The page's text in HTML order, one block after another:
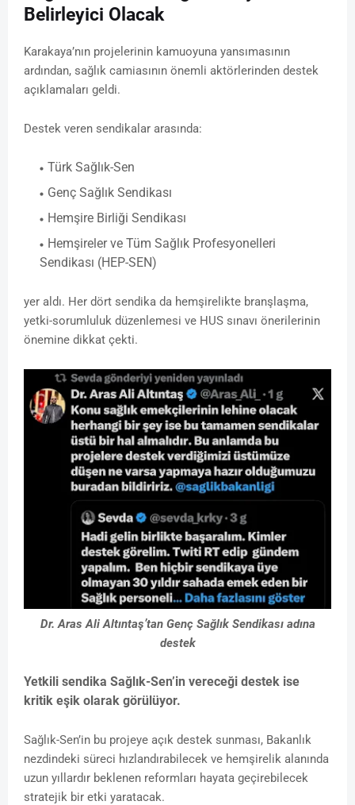
Belirleyici Olacak
Karakaya’nın projelerinin kamuoyuna yansımasının
ardından, sağlık camiasının önemli aktörlerinden destek
açıklamaları geldi.
Destek veren sendikalar arasında:
Türk Sağlık-Sen
Genç Sağlık Sendikası
Hemşire Birliği Sendikası
Hemşireler ve Tüm Sağlık Profesyonelleri
Sendikası (HEP-SEN)
yer aldı. Her dört sendika da hemşirelikte branşlaşma,
yetki-sorumluluk düzenlemesi ve HUS sınavı önerilerinin
önemine dikkat çekti.
Dr. Aras Ali Altıntaş’tan Genç Sağlık Sendikası adına
destek
Yetkili sendika Sağlık-Sen’in vereceği destek ise
kritik eşik olarak görülüyor.
Sağlık-Sen’in bu projeye açık destek sunması, Bakanlık
nezdindeki süreci hızlandırabilecek ve hemşirelik alanında
uzun yıllardır beklenen reformları hayata geçirebilecek
stratejik bir etki yaratacak.